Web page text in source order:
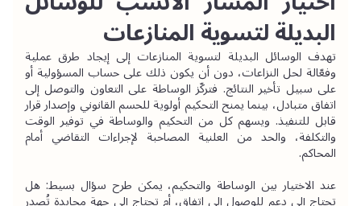
البديلة لتسوية المنازعات
اتفاق متبادل، بينما يمنح التحكيم أولوية للحسم القانوني وإصدار قرار
المحاكم.